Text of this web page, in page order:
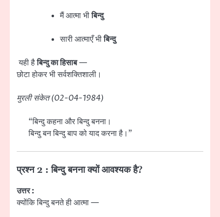
मैं आत्मा भीबिन्दु
सारी आत्माएँ भीबिन्दु
यही हैबिन्दु का हिसाब—
छोटा होकर भी सर्वशक्तिशाली।
मुरली संकेत (02-04-1984)
“बिन्दु कहना और बिन्दु बनना।
बिन्दु बन बिन्दु बाप को याद करना है।”
प्रश्न 2 : बिन्दु बनना क्यों आवश्यक है?
उत्तर :
क्योंकि बिन्दु बनते ही आत्मा —